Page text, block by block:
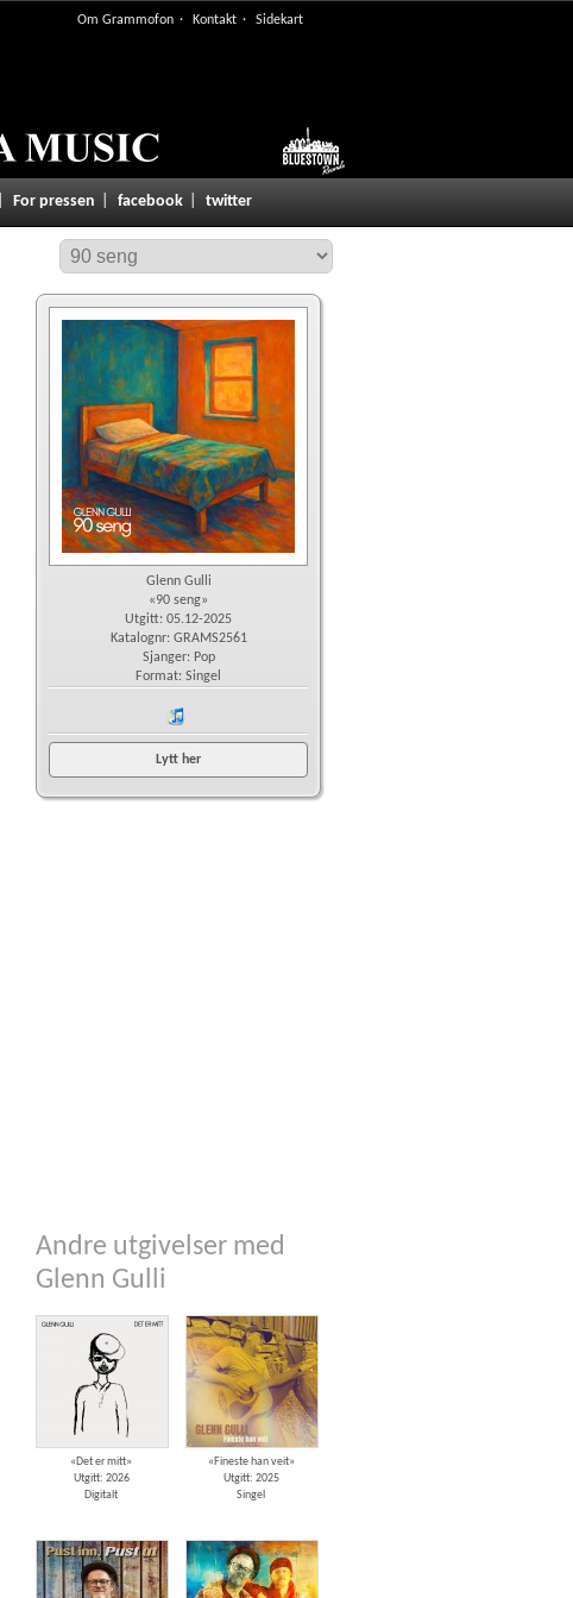
Om Grammofon Kontakt Sidekart
For pressen facebook twitter
Glenn Gulli
«90 seng»
Utgitt: 05.12-2025
Katalognr: GRAMS2561
Sjanger: Pop
Format: Singel
Lytt her
Andre utgivelser med
Glenn Gulli
«Det er mitt»
Utgitt: 2026
Digitalt
«Fineste han veit»
Utgitt: 2025
Singel